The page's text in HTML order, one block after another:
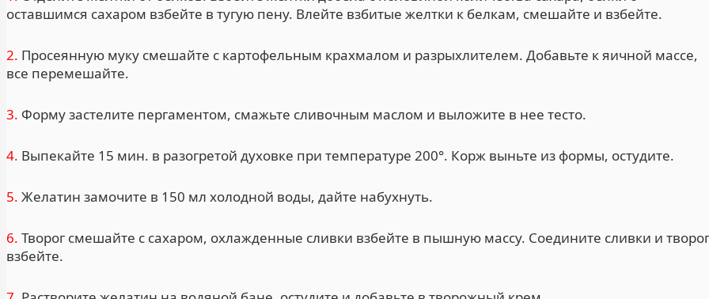
оставшимся сахаром взбейте в тугую пену. Влейте взбитые желтки к белкам, смешайте и взбейте.
2. Просеянную муку смешайте с картофельным крахмалом и разрыхлителем. Добавьте к яичной массе,
все перемешайте.
3. Форму застелите пергаментом, смажьте сливочным маслом и выложите в нее тесто.
4. Выпекайте 15 мин. в разогретой духовке при температуре 200°. Корж выньте из формы, остудите.
5. Желатин замочите в 150 мл холодной воды, дайте набухнуть.
6. Творог смешайте с сахаром, охлажденные сливки взбейте в пышную массу. Соедините сливки и
взбейте.